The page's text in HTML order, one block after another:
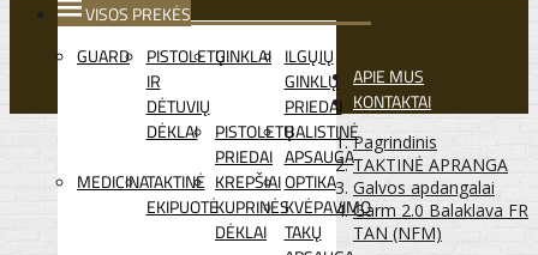
VISOS PREKĖS
GUARD
PISTOLETŲ
IR
DĖTUVIŲ
DĖKLAI
GINKLAI ILGŲJŲ
GINKLŲ
PRIEDAI
PISTOLETŲ
PRIEDAI
BALISTINĖ
APSAUGA
MEDICINATAKTINĖ
EKIPUOTĖ
KREPŠIAI
KUPRINĖS
DĖKLAI
OPTIKA
KVĖPAVIMO
TAKŲ
APIE MUS
KONTAKTAI
Pagrindinis
TAKTINĖ APRANGA
Galvos apdangalai
Garm 2.0 Balaklava FR
TAN (NFM)